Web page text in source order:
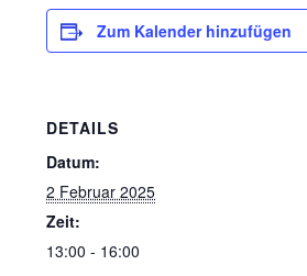
Zum Kalender hinzufügen
DETAILS
Datum:
2 Februar 2025
Zeit:
13:00 - 16:00